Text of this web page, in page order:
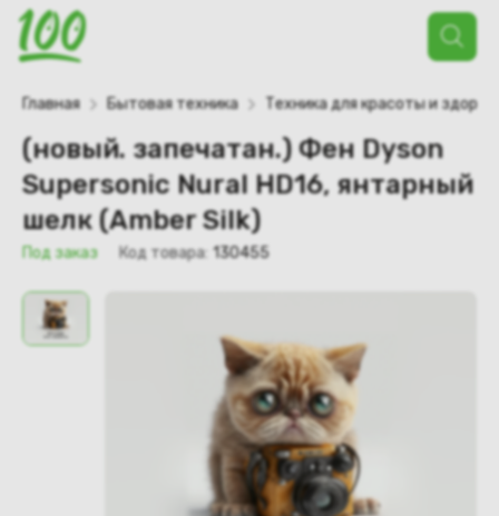
Поиск
товаров
Главная Бытовая техника Техника для красоты и
(новый. запечатан.) Фен Dyson
Supersonic Nural HD16, янтарный
шелк (Amber Silk)
Под заказ Код товара: 130455